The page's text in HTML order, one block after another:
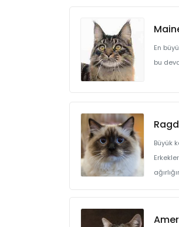
En
bu
Büyük